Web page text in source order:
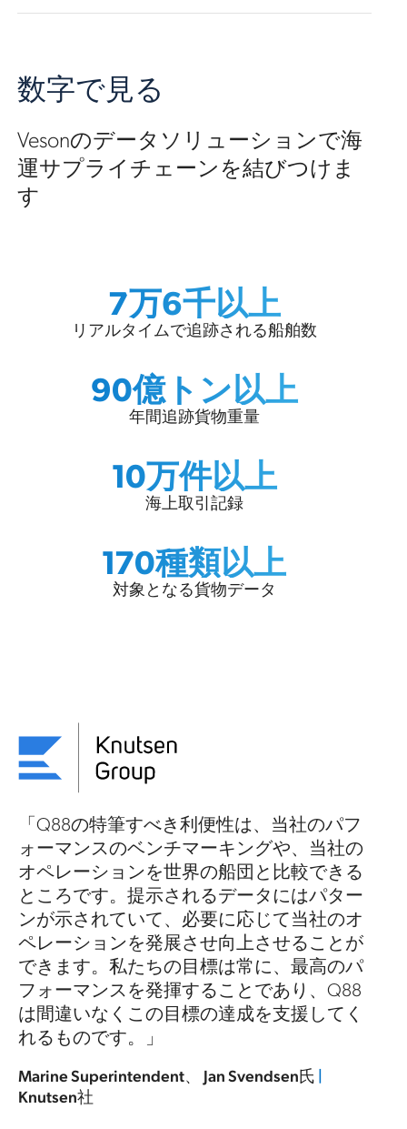
数字で見る
Vesonのデータソリューションで海
運サプライチェーンを結びつけま
す
7万6千以上
リアルタイムで追跡される船舶数
90億トン以上
年間追跡貨物重量
10万件以上
海上取引記録
170種類以上
対象となる貨物データ
当社のパフ
や、当社の
比較できる
にはパター
て当社のオ
せることが
、最高のパ
あり、Q88
支援してく
氏|
「Shipfixは、用船チームおよびオペ
ョンチーム向けの次世代のクラウ
の海運プラットフォームです。同
的なソリューションは、大量のEメ
データ統合に対応し、商業データ
切に分析し、行動するためのツー
してくれます。当社のフィードバ
する同社の姿勢には多くの学びが
す。」
Struan Ridgwell氏